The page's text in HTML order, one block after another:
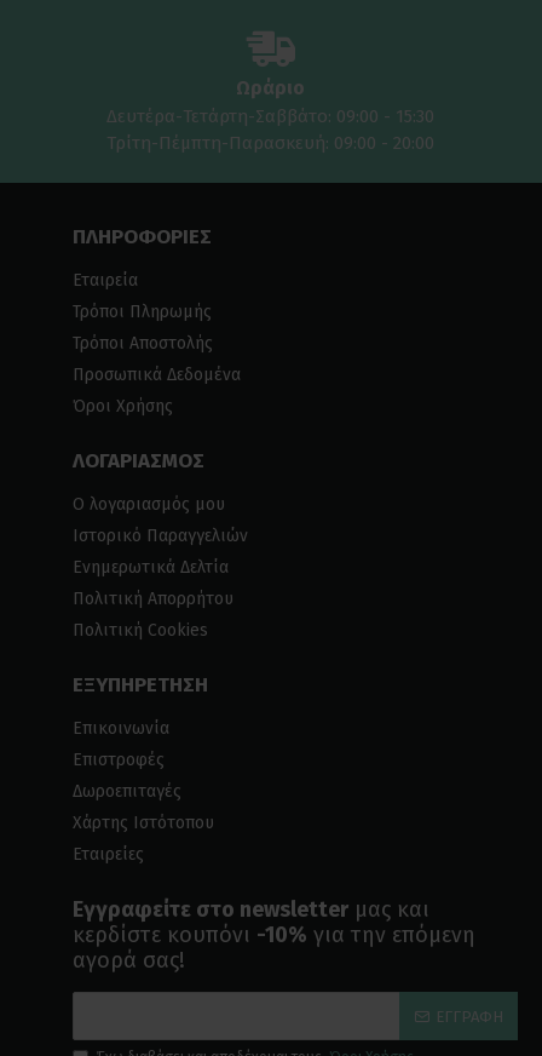
Ωράριο
Δευτέρα-Τετάρτη-Σαββάτο: 09:00 - 15:30
Τρίτη-Πέμπτη-Παρασκευή: 09:00 - 20:00
ΠΛΗΡΟΦΟΡΙΕΣ
Εταιρεία
Τρόποι Πληρωμής
Τρόποι Αποστολής
Προσωπικά Δεδομένα
Όροι Χρήσης
ΛΟΓΑΡΙΑΣΜΟΣ
Ο λογαριασμός μου
Ιστορικό Παραγγελιών
Ενημερωτικά Δελτία
Πολιτική Απορρήτου
Πολιτική Cookies
ΕΞΥΠΗΡΕΤΗΣΗ
Επικοινωνία
Επιστροφές
Δωροεπιταγές
Χάρτης Ιστότοπου
Εταιρείες
Εγγραφείτε στο newsletter μας και
κερδίστε κουπόνι -10% για την επόμενη
αγορά σας!
ΕΓΓΡΑΦΉ